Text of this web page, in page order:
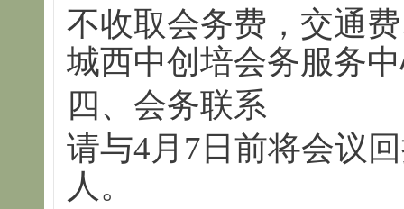
不收取会务费，交通
城西中创培会务服务
四、会务联系
请与4月7日前将会议
人。